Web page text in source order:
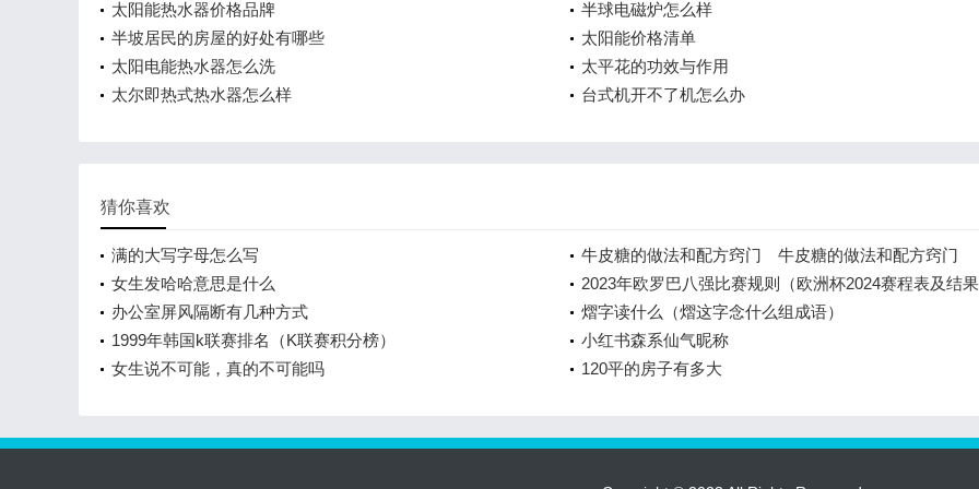
太阳能热水器价格品牌
半球电磁炉怎么样
半坡居民的房屋的好处有哪些
太阳能价格清单
太阳电能热水器怎么洗
太平花的功效与作用
太尔即热式热水器怎么样
台式机开不了机怎么办
猜你喜欢
满的大写字母怎么写
牛皮糖的做法和配方窍门 牛皮糖的做法和配方窍门
女生发哈哈意思是什么
2023年欧罗巴八强比赛规则（欧洲杯2024赛程表及结
办公室屏风隔断有几种方式
熠字读什么（熠这字念什么组成语）
1999年韩国k联赛排名（K联赛积分榜）
小红书森系仙气昵称
女生说不可能，真的不可能吗
120平的房子有多大